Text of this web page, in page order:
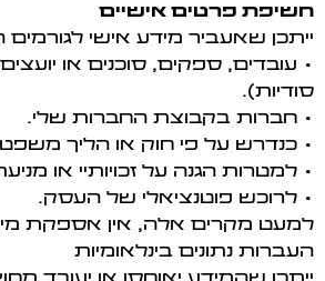
חשיפת פרטים אישיים
ייתכן שאעביר מידע אישי לגורמים
• עובדים, ספקים, סוכנים או
סודיות).
• חברות בקבוצת החברות שלי.
• כנדרש על פי חוק או הליך
• למטרות הגנה על זכויותיי או
• לרוכש פוטנציאלי של העסק.
למעט מקרים אלה, אין אספקת
העברות נתונים בינלאומיות